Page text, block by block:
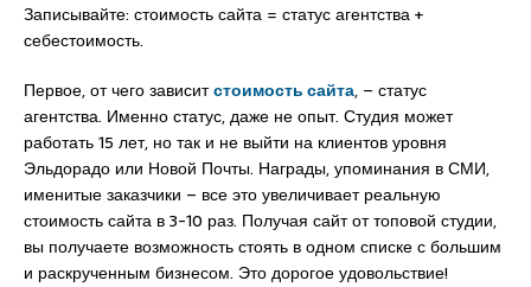
Записывайте: стоимость сайта = статус агентства +
себестоимость.
Первое, от чего зависитстоимость сайта, – статус
агентства. Именно статус, даже не опыт. Студия может
работать 15 лет, но так и не выйти на клиентов уровня
Эльдорадо или Новой Почты. Награды, упоминания в СМИ,
именитые заказчики – все это увеличивает реальную
стоимость сайта в 3-10 раз. Получая сайт от топовой студии,
вы получаете возможность стоять в одном списке с большим
и раскрученным бизнесом. Это дорогое удовольствие!